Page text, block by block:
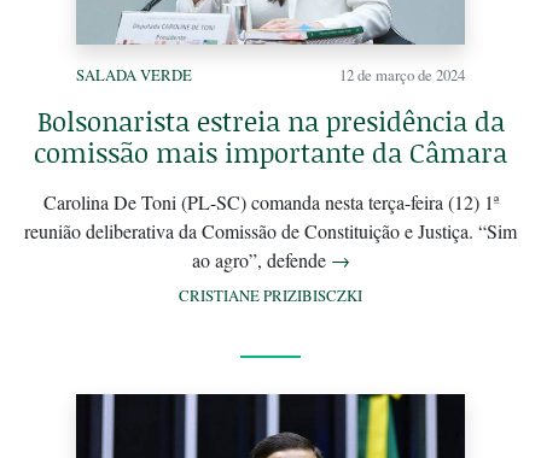
SALADA VERDE 12 de março de 2024
Bolsonarista estreia na presidência da
comissão mais importante da Câmara
Carolina De Toni (PL-SC) comanda nesta terça-feira (12) 1ª
reunião deliberativa da Comissão de Constituição e Justiça. “Sim
ao agro”, defende →
CRISTIANE PRIZIBISCZKI